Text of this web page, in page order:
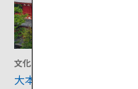
文化
大本山妙心寺